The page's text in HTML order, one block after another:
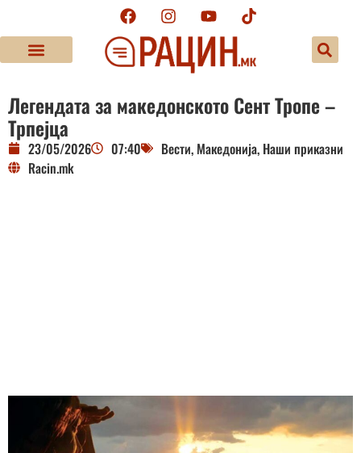
Легендата за македонското Сент Тропе –
Трпејца
23/05/2026 07:40 Вести, Македонија, Наши приказни
Racin.mk